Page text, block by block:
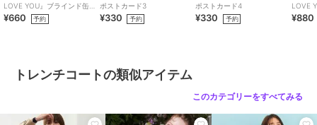
袖を通しやすいように裏地もセットされています。
オンオフ兼用の着回し度抜群なグレイッシュベージュ
ADMIX/ATELIER SAB MEN がこだわり抜いたオリジナル4色をご用意
LOVE YOU』ブラインド缶バ
ッジ（全6種）
¥660 予約
ポストカード3
¥330 予約
ポストカード4
¥330 予約
LOVE
リルキ
¥880
トレンチコートの類似アイテム
このカテゴリーをすべてみる